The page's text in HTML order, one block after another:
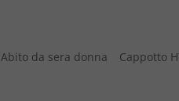
Abito da sera donna
Cappotto